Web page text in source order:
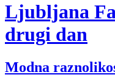
Ljubljana
drugi dan
Modna